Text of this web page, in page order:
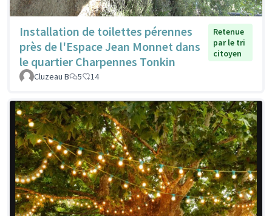
Installation de toilettes pérennes
près de l'Espace Jean Monnet dans
le quartier Charpennes Tonkin
Retenue
par le tri
citoyen
Cluzeau B 5 14